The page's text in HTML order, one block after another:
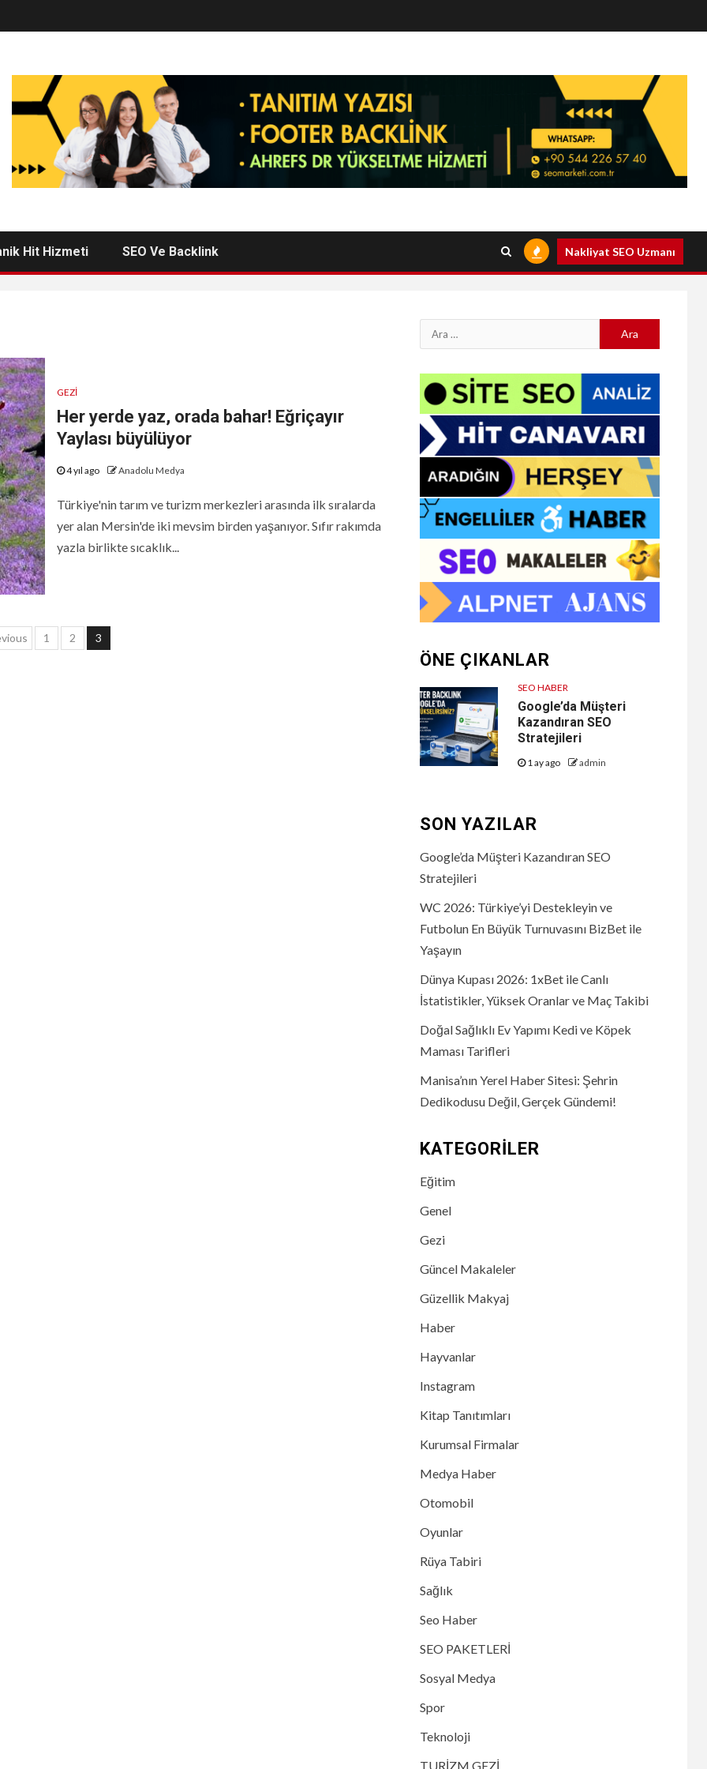
Hit Hizmeti SEO Ve Backlink Nakliyat SEO Uzmanı
GEZI
Her yerde yaz, orada bahar! Eğriçayır
Yaylası büyülüyor
4 yıl ago Anadolu Medya
Türkiye'nin tarım ve turizm merkezleri arasında ilk sıralarda
yer alan Mersin'de iki mevsim birden yaşanıyor. Sıfır rakımda
yazla birlikte sıcaklık...
1 2 3
Arama:
ÖNE ÇIKANLAR
SEO HABER
Google’da Müşteri
Kazandıran SEO
Stratejileri
1 ay ago admin
SON YAZILAR
Google’da Müşteri Kazandıran SEO
Stratejileri
WC 2026: Türkiye’yi Destekleyin ve
Futbolun En Büyük Turnuvasını BizBet ile
Yaşayın
Dünya Kupası 2026: 1xBet ile Canlı
İstatistikler, Yüksek Oranlar ve Maç Takibi
Doğal Sağlıklı Ev Yapımı Kedi ve Köpek
Maması Tarifleri
Manisa’nın Yerel Haber Sitesi: Şehrin
Dedikodusu Değil, Gerçek Gündemi!
KATEGORILER
Eğitim
Genel
Gezi
Güncel Makaleler
Güzellik Makyaj
Haber
Hayvanlar
Instagram
Kitap Tanıtımları
Kurumsal Firmalar
Medya Haber
Otomobil
Oyunlar
Rüya Tabiri
Sağlık
Seo Haber
SEO PAKETLERİ
Sosyal Medya
Spor
Teknoloji
TURİZM GEZİ